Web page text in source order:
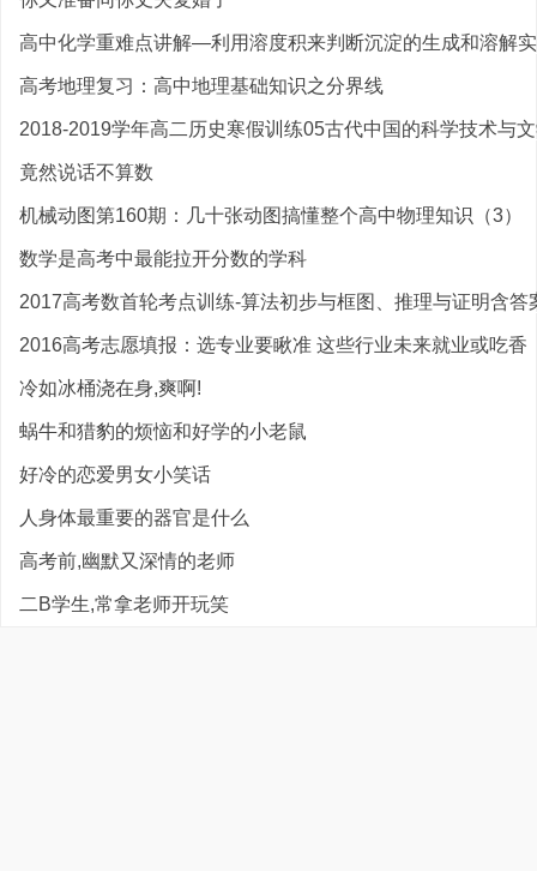
高中化学重难点讲解—利用溶度积来判断沉淀的生成和溶解
高考地理复习：高中地理基础知识之分界线
2018-2019学年高二历史寒假训练05古代中国的科学技术与
竟然说话不算数
机械动图第160期：几十张动图搞懂整个高中物理知识（3）
数学是高考中最能拉开分数的学科
2017高考数首轮考点训练-算法初步与框图、推理与证明含答
2016高考志愿填报：选专业要瞅准 这些行业未来就业或吃香
冷如冰桶浇在身,爽啊!
蜗牛和猎豹的烦恼和好学的小老鼠
好冷的恋爱男女小笑话
人身体最重要的器官是什么
高考前,幽默又深情的老师
二B学生,常拿老师开玩笑